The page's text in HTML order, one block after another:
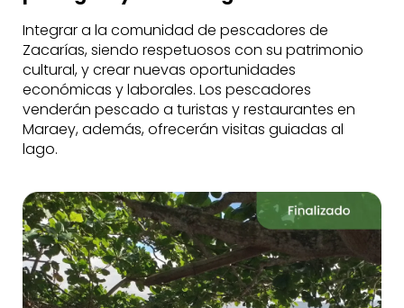
Integrar a la comunidad de pescadores de
Zacarías, siendo respetuosos con su patrimonio
cultural, y crear nuevas oportunidades
económicas y laborales. Los pescadores
venderán pescado a turistas y restaurantes en
Maraey, además, ofrecerán visitas guiadas al
lago.